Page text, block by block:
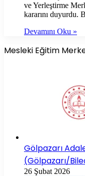
ve Yerleştirme
kararını duyurdu.
Devamını Oku »
Mesleki Eğitim
Gölpazarı
(Gölpazarı/
26 Şubat 2026